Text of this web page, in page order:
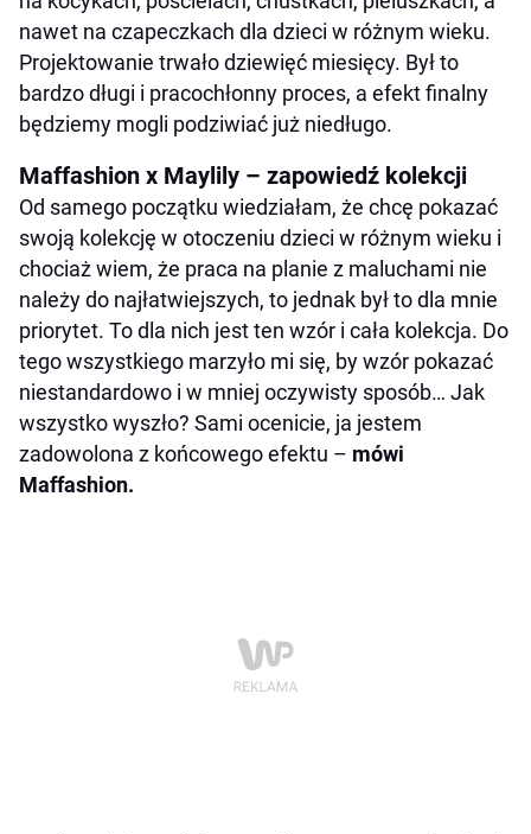
nawet na czapeczkach dla dzieci w różnym wieku.
Projektowanie trwało dziewięć miesięcy. Był to
bardzo długi i pracochłonny proces, a efekt finalny
będziemy mogli podziwiać już niedługo.
Maffashion x Maylily – zapowiedź kolekcji
Od samego początku wiedziałam, że chcę pokazać
swoją kolekcję w otoczeniu dzieci w różnym wieku i
chociaż wiem, że praca na planie z maluchami nie
należy do najłatwiejszych, to jednak był to dla mnie
priorytet. To dla nich jest ten wzór i cała kolekcja. Do
tego wszystkiego marzyło mi się, by wzór pokazać
niestandardowo i w mniej oczywisty sposób… Jak
wszystko wyszło? Sami ocenicie, ja jestem
zadowolona z końcowego efektu – mówi
Maffashion.